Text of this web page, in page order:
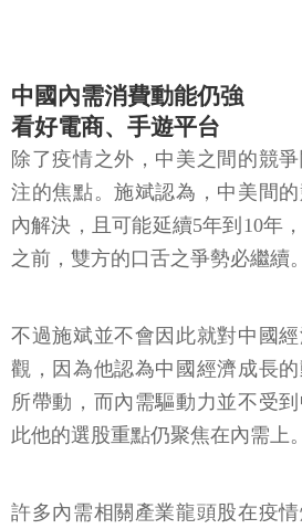
中國內需消費動能仍強
看好電商、手遊平台
除了疫情之外，中美之間的競
注的焦點。施斌認為，中美間
內解決，且可能延續5年到10年
之前，雙方的口舌之爭勢必繼續。
不過施斌並不會因此就對中國
觀，因為他認為中國經濟成長
所帶動，而內需驅動力並不受
此他的選股重點仍聚焦在內需上。
許多內需相關產業龍頭股在疫